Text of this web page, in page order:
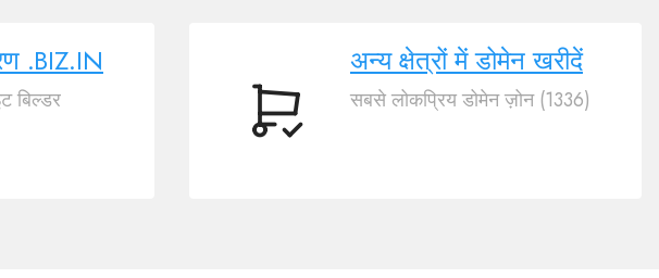
.BIZ.IN
बिल्डर
अन्य
अन्य क्षेत्रों में डोमेन खरीदें
सबसे लोकप्रिय डोमेन ज़ोन (1336)